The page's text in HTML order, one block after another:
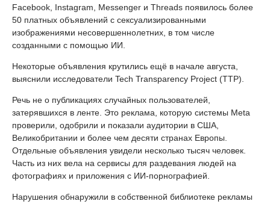
Facebook, Instagram, Messenger и Threads появилось более
50 платных объявлений с сексуализированными
изображениями несовершеннолетних, в том числе
созданными с помощью ИИ.
Некоторые объявления крутились ещё в начале августа,
выяснили исследователи Tech Transparency Project (TTP).
Речь не о публикациях случайных пользователей,
затерявшихся в ленте. Это реклама, которую системы Meta
проверили, одобрили и показали аудитории в США,
Великобритании и более чем десяти странах Европы.
Отдельные объявления увидели несколько тысяч человек.
Часть из них вела на сервисы для раздевания людей на
фотографиях и приложения с ИИ-порнографией.
Нарушения обнаружили в собственной библиотеке рекламы